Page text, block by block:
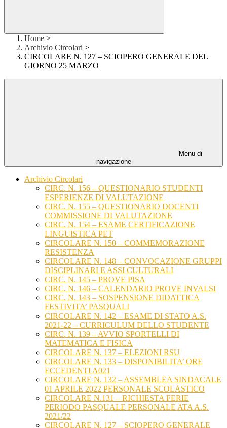
Home >
Archivio Circolari >
CIRCOLARE N. 127 – SCIOPERO GENERALE DEL
GIORNO 25 MARZO
Menu di
navigazione
Archivio Circolari
CIRC. N. 156 – QUESTIONARIO STUDENTI
ESPERIENZE DI VALUTAZIONE
CIRC. N. 155 – QUESTIONARIO DOCENTI
COMMISSIONE DI VALUTAZIONE
CIRC. N. 154 – ESAME CERTIFICAZIONE
LINGUISTICA PET
CIRCOLARE N. 150 – COMMEMORAZIONE
RESISTENZA
CIRCOLARE N. 148 – CONVOCAZIONE GRUPPI
DISCIPLINARI E ASSI CULTURALI
CIRC. N. 145 – PROVE PISA
CIRC. N. 146 – CALENDARIO PROVE INVALSI
CIRC. N. 143 – SOSPENSIONE DIDATTICA
FESTIVITA’ PASQUALI
CIRCOLARE N. 142 – ESAME DI STATO A.S.
2021-22 – CURRICULUM DELLO STUDENTE
CIRC. N. 139 – AVVIO SPORTELLI DI
MATEMATICA E FISICA
CIRCOLARE N. 137 – ELEZIONI RSU
CIRCOLARE N. 133 – DISPONIBILITA’ ORE
ECCEDENTI A021
CIRCOLARE N. 132 – ASSEMBLEA SINDACALE
01 APRILE 2022 PERSONALE SCOLASTICO
CIRCOLARE N.131 – RICHIESTA FERIE
PERIODO PASQUALE PERSONALE ATA A.S.
2021/22
CIRCOLARE N. 127 – SCIOPERO GENERALE